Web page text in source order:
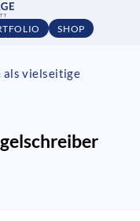
SHOP
als vielseitige